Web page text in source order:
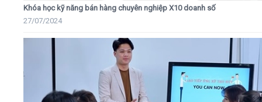
Khóa học kỹ năng bán hàng chuyên nghiệp X10 doanh số
27/07/2024